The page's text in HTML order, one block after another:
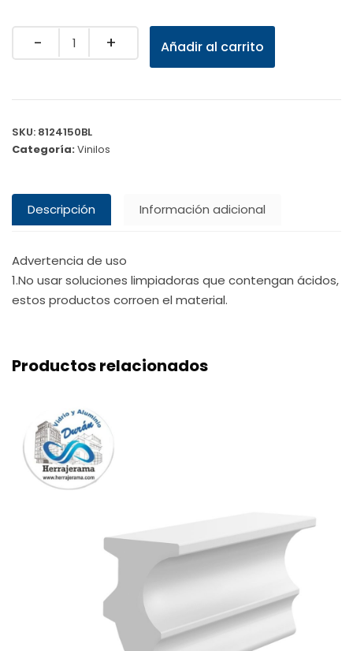
Quantity Añadir al carrito
SKU: 8124150BL
Categoría:Vinilos
Descripción Información adicional
Advertencia de uso
1.No usar soluciones limpiadoras que contengan ácidos,
estos productos corroen el material.
Productos relacionados